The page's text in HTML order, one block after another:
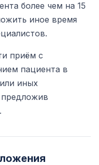
более чем на 15
иное время
приём с
пациента в
иных
предложив